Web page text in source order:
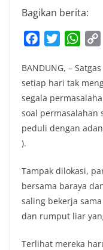
Bagikan berita:
c
e
b
o
o
i
t
t
e
r
W
a
t
s
A
p
i
BANDUNG, –
setiap hari tak
segala
soal permasalahan
peduli dengan
).
Tampak dilokasi,
bersama baraya
saling bekerja
dan rumput liar
Terlihat mereka